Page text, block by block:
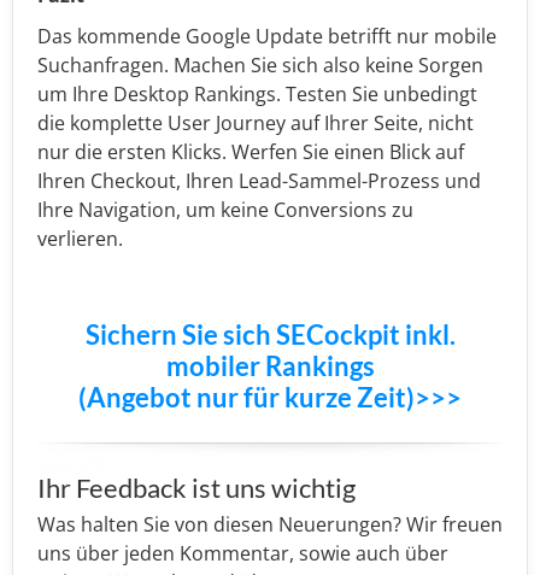
Das kommende Google Update betrifft nur mobile
Suchanfragen. Machen Sie sich also keine Sorgen
um Ihre Desktop Rankings. Testen Sie unbedingt
die komplette User Journey auf Ihrer Seite, nicht
nur die ersten Klicks. Werfen Sie einen Blick auf
Ihren Checkout, Ihren Lead-Sammel-Prozess und
Ihre Navigation, um keine Conversions zu
verlieren.
Sichern Sie sich SECockpit inkl.
mobiler Rankings
(Angebot nur für kurze Zeit)>>>
Ihr Feedback ist uns wichtig
Was halten Sie von diesen Neuerungen? Wir freuen
uns über jeden Kommentar, sowie auch über